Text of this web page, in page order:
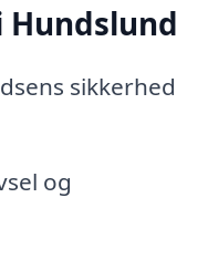
sikkerhed
og